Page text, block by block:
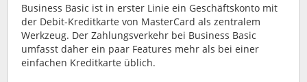
Business Basic ist in erster Linie ein Geschäftskonto mit
der Debit-Kreditkarte von MasterCard als zentralem
Werkzeug. Der Zahlungsverkehr bei Business Basic
umfasst daher ein paar Features mehr als bei einer
einfachen Kreditkarte üblich.